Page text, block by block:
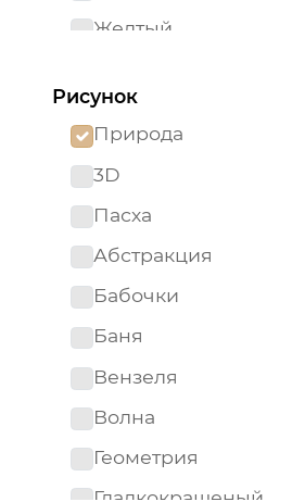
Желтый
Золотистый
Золотой
Изумрудный
Капучино
Коричневый
Красный
Ментоловый
Мятный
Оливковый
Оранжевый
Рисунок
Природа
3D
Пасха
Абстракция
Бабочки
Баня
Вензеля
Волна
Геометрия
Гладкокрашеный